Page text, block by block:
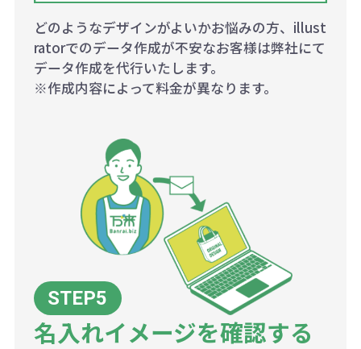
どのようなデザインがよいかお悩みの方、illust
ratorでのデータ作成が不安なお客様は弊社にて
データ作成を代行いたします。
※作成内容によって料金が異なります。
名入れイメージを確認する